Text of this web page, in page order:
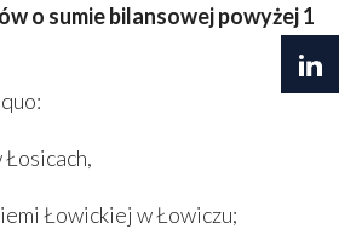
o sumie bilansowej powyżej 1
Łosicach,
Łowickiej w Łowiczu;